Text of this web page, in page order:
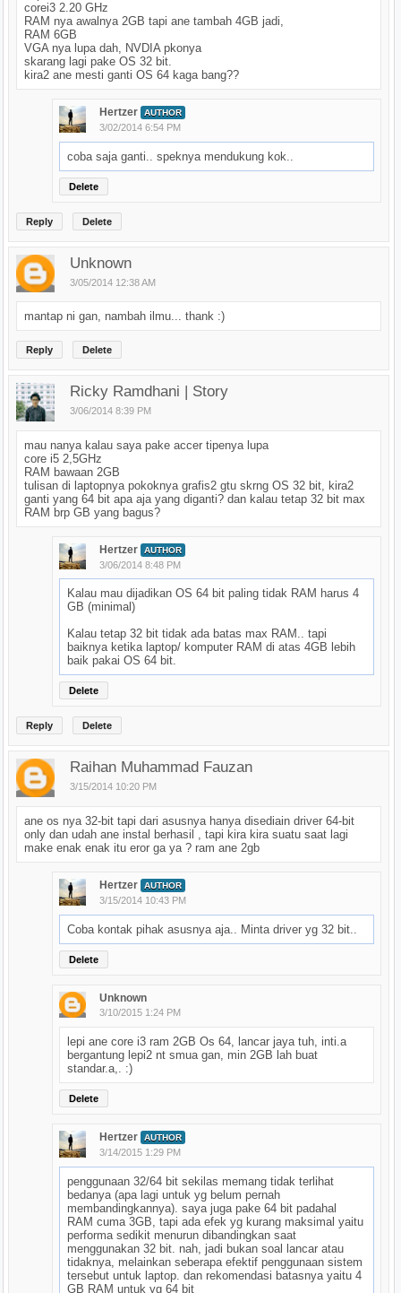
corei3 2.20 GHz
RAM nya awalnya 2GB tapi ane tambah 4GB jadi,
RAM 6GB
VGA nya lupa dah, NVDIA pkonya
skarang lagi pake OS 32 bit.
kira2 ane mesti ganti OS 64 kaga bang??
Hertzer AUTHOR
3/02/2014 6:54 PM
coba saja ganti.. speknya mendukung kok..
Delete
Reply Delete
Unknown
3/05/2014 12:38 AM
mantap ni gan, nambah ilmu... thank :)
Reply Delete
Ricky Ramdhani | Story
3/06/2014 8:39 PM
mau nanya kalau saya pake accer tipenya lupa
core i5 2,5GHz
RAM bawaan 2GB
tulisan di laptopnya pokoknya grafis2 gtu skrng OS 32 bit, kira2
ganti yang 64 bit apa aja yang diganti? dan kalau tetap 32 bit max
RAM brp GB yang bagus?
Hertzer AUTHOR
3/06/2014 8:48 PM
Kalau mau dijadikan OS 64 bit paling tidak RAM harus 4
GB (minimal)
Kalau tetap 32 bit tidak ada batas max RAM.. tapi
baiknya ketika laptop/ komputer RAM di atas 4GB lebih
baik pakai OS 64 bit.
Delete
Reply Delete
Raihan Muhammad Fauzan
3/15/2014 10:20 PM
ane os nya 32-bit tapi dari asusnya hanya disediain driver 64-bit
only dan udah ane instal berhasil , tapi kira kira suatu saat lagi
make enak enak itu eror ga ya ? ram ane 2gb
Hertzer AUTHOR
3/15/2014 10:43 PM
Coba kontak pihak asusnya aja.. Minta driver yg 32 bit..
Delete
Unknown
3/10/2015 1:24 PM
lepi ane core i3 ram 2GB Os 64, lancar jaya tuh, inti.a
bergantung lepi2 nt smua gan, min 2GB lah buat
standar.a,. :)
Delete
Hertzer AUTHOR
3/14/2015 1:29 PM
penggunaan 32/64 bit sekilas memang tidak terlihat
bedanya (apa lagi untuk yg belum pernah
membandingkannya). saya juga pake 64 bit padahal
RAM cuma 3GB, tapi ada efek yg kurang maksimal yaitu
performa sedikit menurun dibandingkan saat
menggunakan 32 bit. nah, jadi bukan soal lancar atau
tidaknya, melainkan seberapa efektif penggunaan sistem
tersebut untuk laptop. dan rekomendasi batasnya yaitu 4
GB RAM untuk yg 64 bit